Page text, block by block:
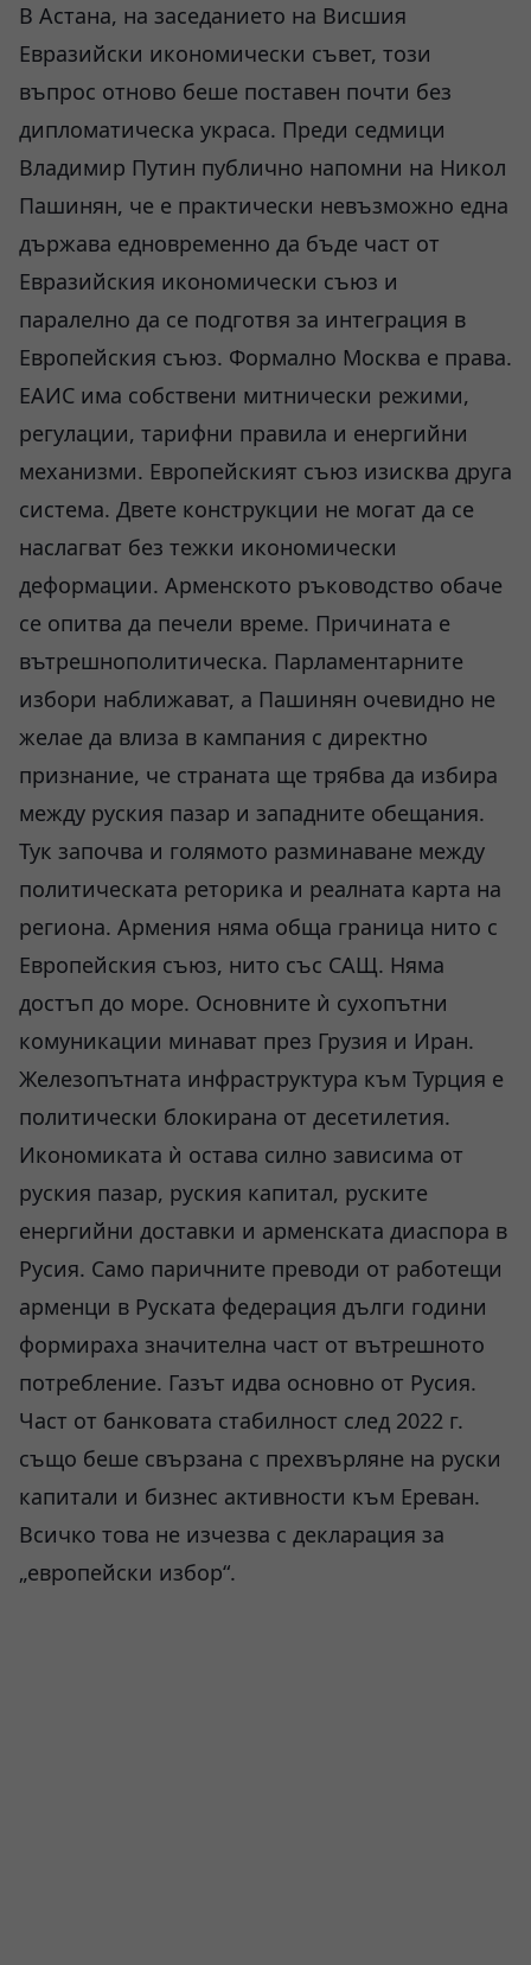
В Астана, на заседанието на Висшия
Евразийски икономически съвет, този
въпрос отново беше поставен почти без
дипломатическа украса. Преди седмици
Владимир Путин публично напомни на Никол
Пашинян, че е практически невъзможно една
държава едновременно да бъде част от
Евразийския икономически съюз и
паралелно да се подготвя за интеграция в
Европейския съюз. Формално Москва е права.
ЕАИС има собствени митнически режими,
регулации, тарифни правила и енергийни
механизми. Европейският съюз изисква друга
система. Двете конструкции не могат да се
наслагват без тежки икономически
деформации. Арменското ръководство обаче
се опитва да печели време. Причината е
вътрешнополитическа. Парламентарните
избори наближават, а Пашинян очевидно не
желае да влиза в кампания с директно
признание, че страната ще трябва да избира
между руския пазар и западните обещания.
Тук започва и голямото разминаване между
политическата реторика и реалната карта на
региона. Армения няма обща граница нито с
Европейския съюз, нито със САЩ. Няма
достъп до море. Основните ѝ сухопътни
комуникации минават през Грузия и Иран.
Железопътната инфраструктура към Турция е
политически блокирана от десетилетия.
Икономиката ѝ остава силно зависима от
руския пазар, руския капитал, руските
енергийни доставки и арменската диаспора в
Русия. Само паричните преводи от работещи
арменци в Руската федерация дълги години
формираха значителна част от вътрешното
потребление. Газът идва основно от Русия.
Част от банковата стабилност след 2022 г.
също беше свързана с прехвърляне на руски
капитали и бизнес активности към Ереван.
Всичко това не изчезва с декларация за
„европейски избор“.